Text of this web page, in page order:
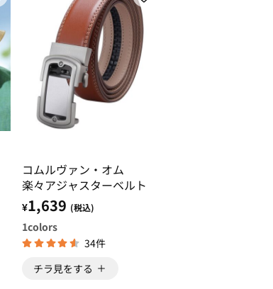
コムルヴァン・オム
楽々アジャスターベルト
¥1,639 (税込)
1colors
34件
チラ見をする